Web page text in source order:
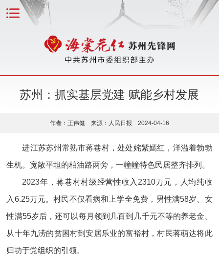
苏州：抓实基层党建 赋能乡村发展
作者：王伟健 来源：人民日报 2024-04-16
进江苏苏州常熟市蒋巷村，处处姹紫嫣红，洋溢着勃勃
生机。宽敞平坦的柏油路两旁，一幢幢特色民居整齐排列。
2023年，蒋巷村村级经营性收入2310万元，人均纯收
入6.25万元。村民不仅看病和上学全免费，男性满58岁、女
性满55岁后，还可以每月领到几百到几千元不等的养老金。
从十年九涝的贫困村到安居乐业的富裕村，村民蒋萌达将此
归功于党组织的引领。